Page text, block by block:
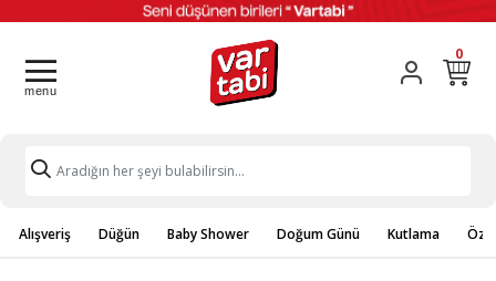
0
Alışveriş Düğün Baby Shower Doğum Günü Kutlama